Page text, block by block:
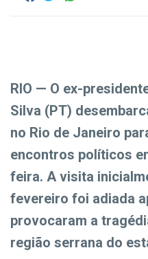
RIO — O ex-
Silva (PT)
no Rio de Janeiro
encontros políticos
feira. A visita
fevereiro foi adiada
provocaram a
região serrana do